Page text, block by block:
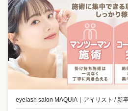
eyelash salon MAQUIA アイリスト / 新